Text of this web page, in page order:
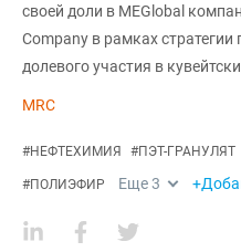
своей доли в MEGlobal
Company в рамках стратегии
долевого участия в
MRC
#НЕФТЕХИМИЯ #ПЭТ-ГРАНУЛЯТ
#ПОЛИЭФИР Еще3